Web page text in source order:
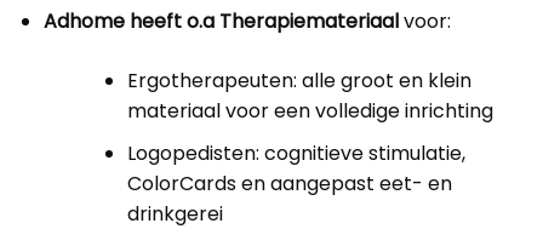
Adhome heeft o.a Therapiemateriaalvoor:
Ergotherapeuten: alle groot en klein
materiaal voor een volledige inrichting
Logopedisten: cognitieve stimulatie,
ColorCards en aangepast eet- en
drinkgerei